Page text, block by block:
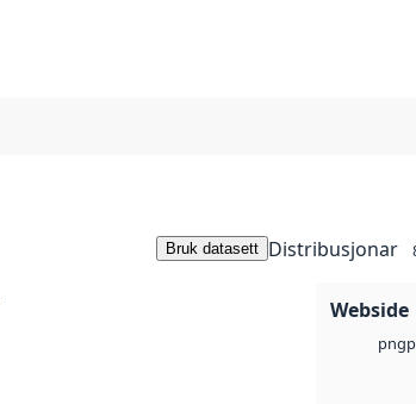
Bruk datasett Distribusjonar
Webside
png